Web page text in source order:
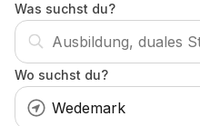
Was suchst du?
Wo suchst du?